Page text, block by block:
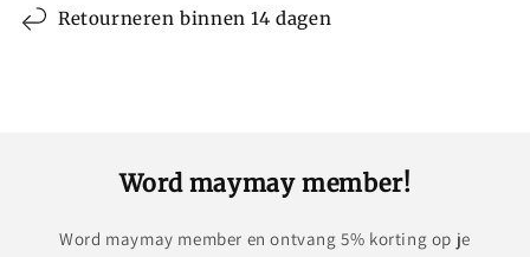
Retourneren binnen 14 dagen
Word maymay member!
Word maymay member en ontvang 5% korting op je